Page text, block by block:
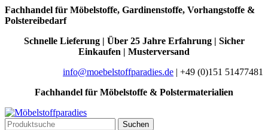
Fachhandel für Möbelstoffe, Gardinenstoffe, Vorhangstoffe &
Polstereibedarf
Schnelle Lieferung | Über 25 Jahre Erfahrung | Sicher
Einkaufen | Musterversand
info@moebelstoffparadies.de | +49 (0)151 51477481
Fachhandel für Möbelstoffe & Polstermaterialien
Suchen